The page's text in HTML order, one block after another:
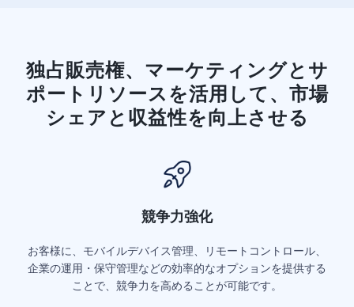
独占販売権、マーケティングとサ
ポートリソースを活用して、市場
シェアと収益性を向上させる
競争力強化
お客様に、モバイルデバイス管理、リモートコントロール、
企業の運用・保守管理などの効率的なオプションを提供する
ことで、競争力を高めることが可能です。